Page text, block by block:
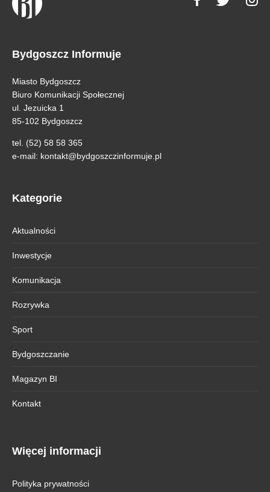
Bydgoszcz Informuje
Miasto Bydgoszcz
Biuro Komunikacji Społecznej
ul. Jezuicka 1
85-102 Bydgoszcz
tel. (52) 58 58 365
e-mail: kontakt@bydgoszczinformuje.pl
Kategorie
Aktualności
Inwestycje
Komunikacja
Rozrywka
Sport
Bydgoszczanie
Magazyn BI
Kontakt
Więcej informacji
Polityka prywatności